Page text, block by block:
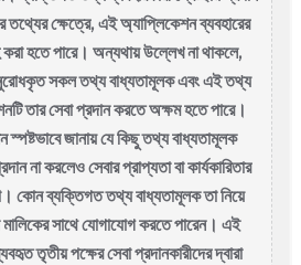
তথ্যের ক্ষেত্রে, এই অ্যাপ্লিকেশন ব্যবহারের
হতে পারে। অন্যথায় উল্লেখ না থাকলে,
সকল তথ্য বাধ্যতামূলক এবং এই তথ্য
তার সেবা প্রদান করতে অক্ষম হতে পারে।
জানায় যে কিছু তথ্য বাধ্যতামূলক
না করলেও সেবার প্রাপ্যতা বা কার্যকারিতার
কোন ব্যক্তিগত তথ্য বাধ্যতামূলক তা নিয়ে
মালিকের সাথে যোগাযোগ করতে পারেন। এই
তৃতীয় পক্ষের সেবা প্রদানকারীদের দ্বারা